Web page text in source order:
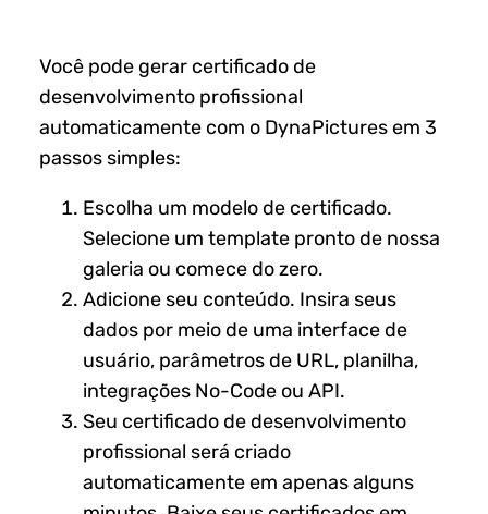
Você pode gerar certificado de
desenvolvimento profissional
automaticamente com o DynaPictures em 3
passos simples:
Escolha um modelo de certificado.
Selecione um template pronto de nossa
galeria ou comece do zero.
Adicione seu conteúdo. Insira seus
dados por meio de uma interface de
usuário, parâmetros de URL, planilha,
integrações No-Code ou API.
Seu certificado de desenvolvimento
profissional será criado
automaticamente em apenas alguns